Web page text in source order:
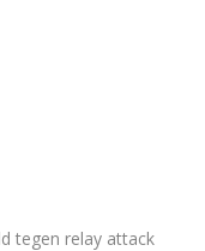
tegen relay attack